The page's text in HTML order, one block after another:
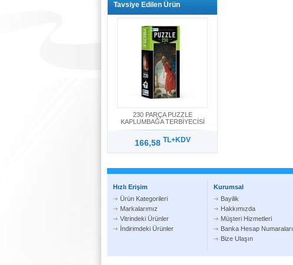
Tavsiye Edilen Ürün
230 PARÇA PUZZLE
KAPLUMBAĞA TERBİYECİSİ
166,58 TL+KDV
Hızlı Erişim
Ürün Kategorileri
Markalarımız
Vitrindeki Ürünler
İndirimdeki Ürünler
Kurumsal
Bayilik
Hakkımızda
Müşteri Hizmetleri
Banka Hesap Numaraları
Bize Ulaşın